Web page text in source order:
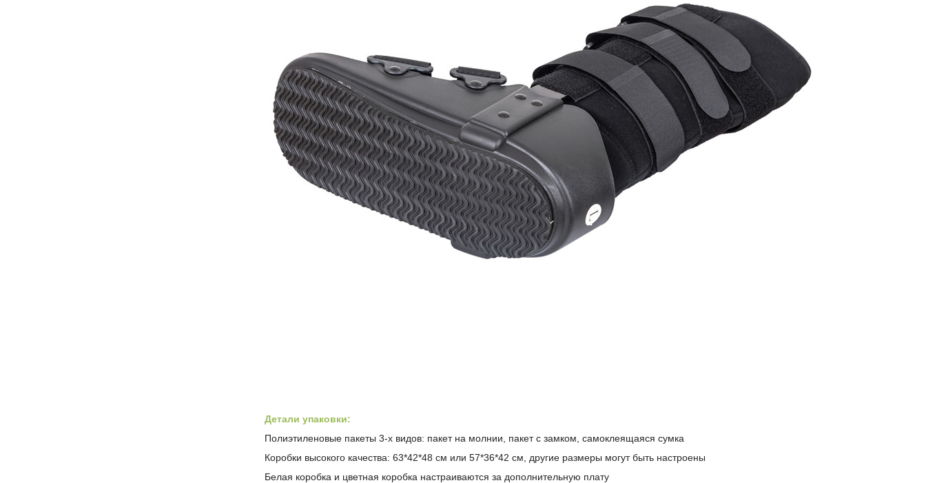
Детали упаковки:
Полиэтиленовые пакеты 3-х видов: пакет на молнии, пакет с замком, самоклеящаяся сумка
Коробки высокого качества: 63*42*48 см или 57*36*42 см, другие размеры могут быть настроены
Белая коробка и цветная коробка настраиваются за дополнительную плату